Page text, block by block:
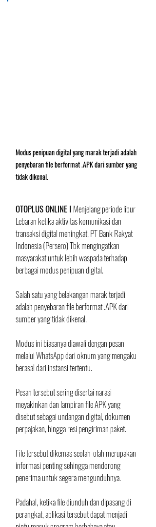
Modus penipuan digital yang marak terjadi adalah
penyebaran file berformat .APK dari sumber yang
tidak dikenal.
OTOPLUS ONLINE I Menjelang periode libur
Lebaran ketika aktivitas komunikasi dan
transaksi digital meningkat, PT Bank Rakyat
Indonesia (Persero) Tbk mengingatkan
masyarakat untuk lebih waspada terhadap
berbagai modus penipuan digital.
Salah satu yang belakangan marak terjadi
adalah penyebaran file berformat .APK dari
sumber yang tidak dikenal.
Modus ini biasanya diawali dengan pesan
melalui WhatsApp dari oknum yang mengaku
berasal dari instansi tertentu.
Pesan tersebut sering disertai narasi
meyakinkan dan lampiran file APK yang
disebut sebagai undangan digital, dokumen
perpajakan, hingga resi pengiriman paket.
File tersebut dikemas seolah-olah merupakan
informasi penting sehingga mendorong
penerima untuk segera mengunduhnya.
Padahal, ketika file diunduh dan dipasang di
perangkat, aplikasi tersebut dapat menjadi